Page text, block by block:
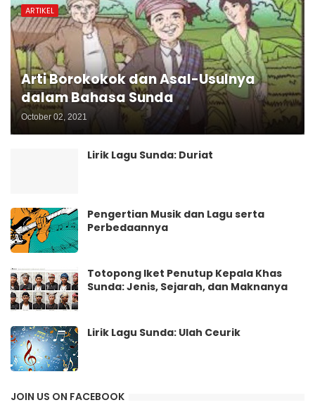
ARTIKEL
Arti Borokokok dan Asal-Usulnya
dalam Bahasa Sunda
October 02, 2021
Lirik Lagu Sunda: Duriat
Pengertian Musik dan Lagu serta
Perbedaannya
Totopong Iket Penutup Kepala Khas
Sunda: Jenis, Sejarah, dan Maknanya
Lirik Lagu Sunda: Ulah Ceurik
JOIN US ON FACEBOOK